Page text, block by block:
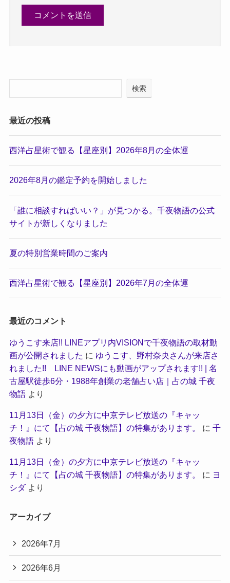
検索
最近の投稿
西洋占星術で観る【星座別】2026年8月の全体運
2026年8月の鑑定予約を開始しました
「誰に相談すればいい？」が見つかる。千夜物語の公式
サイトが新しくなりました
夏の特別営業時間のご案内
西洋占星術で観る【星座別】2026年7月の全体運
最近のコメント
ゆうこす来店!! LINEアプリ内VISIONで千夜物語の取材動
画が公開されました に ゆうこす、野村奈央さんが来店さ
れました!! LINE NEWSにも動画がアップされます!! | 名
古屋駅徒歩6分・1988年創業の老舗占い店｜占の城 千夜
物語より
11月13日（金）の夕方に中京テレビ放送の『キャッ
チ！』にて【占の城 千夜物語】の特集があります。
に 千
夜物語より
11月13日（金）の夕方に中京テレビ放送の『キャッ
チ！』にて【占の城 千夜物語】の特集があります。
に ヨ
シダより
アーカイブ
2026年7月
2026年6月